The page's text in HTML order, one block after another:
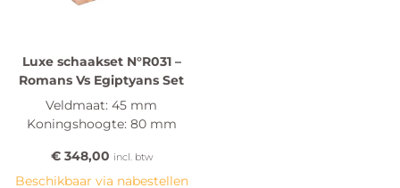
Luxe schaakset N°R031 –
Romans Vs Egiptyans Set
Veldmaat: 45 mm
Koningshoogte: 80 mm
€348,00 incl. btw
Beschikbaar via nabestellen